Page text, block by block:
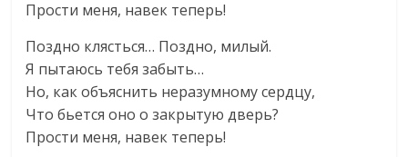
Прости меня, навек теперь!
Поздно клясться… Поздно, милый.
Я пытаюсь тебя забыть…
Но, как объяснить неразумному сердцу,
Что бьется оно о закрытую дверь?
Прости меня, навек теперь!